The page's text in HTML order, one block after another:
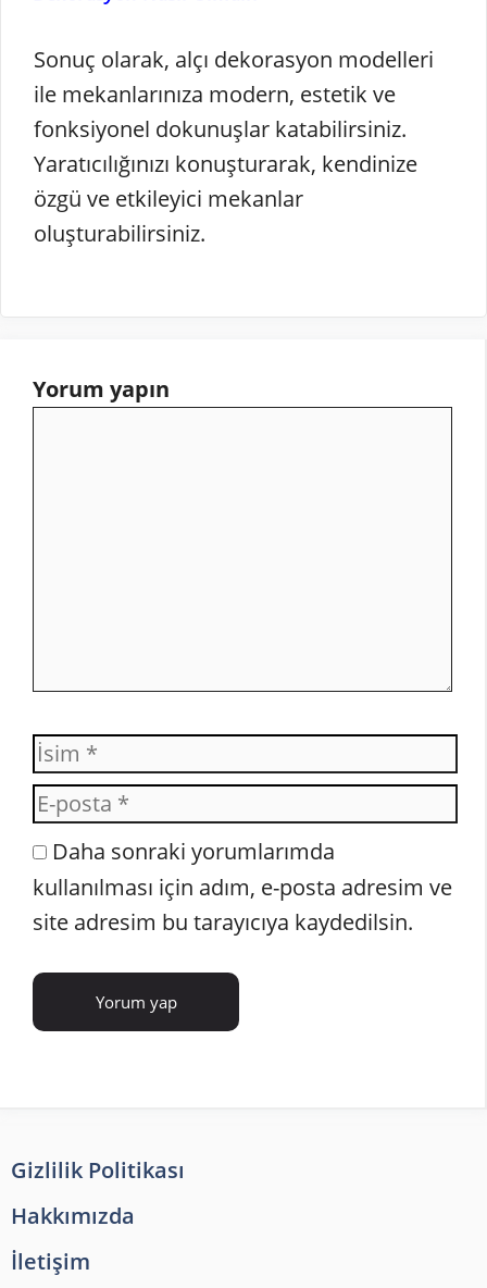
Sonuç olarak, alçı dekorasyon modelleri
ile mekanlarınıza modern, estetik ve
fonksiyonel dokunuşlar katabilirsiniz.
Yaratıcılığınızı konuşturarak, kendinize
özgü ve etkileyici mekanlar
oluşturabilirsiniz.
Yorum yapın
İsim
E-
İnternet
sitesi
Daha sonraki yorumlarımda
kullanılması için adım, e-posta adresim ve
site adresim bu tarayıcıya kaydedilsin.
Gizlilik Politikası
Hakkımızda
İletişim